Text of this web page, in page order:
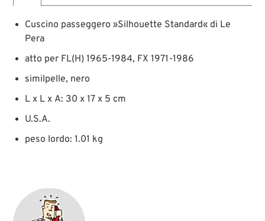
Cuscino passeggero »Silhouette Standard« di Le
Pera
atto per FL(H) 1965-1984, FX 1971-1986
similpelle, nero
L x L x A: 30 x 17 x 5 cm
U.S.A.
peso lordo: 1.01 kg